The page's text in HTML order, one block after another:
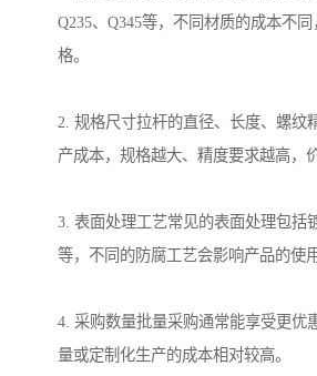
Q235、Q345等，不同材质的成本不
格。
2. 规格尺寸拉杆的直径、长度、螺纹
产成本，规格越大、精度要求越高，
3. 表面处理工艺常见的表面处理包括
等，不同的防腐工艺会影响产品的使
4. 采购数量批量采购通常能享受更优
量或定制化生产的成本相对较高。